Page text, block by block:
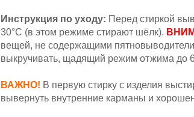
Инструкция по уходу: Перед стиркой
30°С (в этом режиме стирают шёлк).
вещей, не содержащими
выкручивать, щадящий режим отжима до
ВАЖНО! В первую стирку с изделия
вывернуть внутренние карманы и